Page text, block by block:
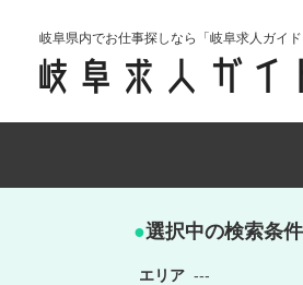
岐阜県内でお仕事探しなら「岐阜求人ガイ
●選択中の検索条件
エリア ---